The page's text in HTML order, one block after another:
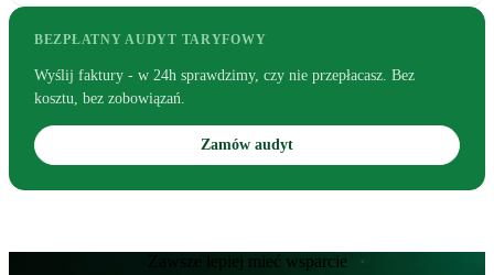
BEZPŁATNY AUDYT TARYFOWY
Wyślij faktury - w 24h sprawdzimy, czy nie przepłacasz. Bez
kosztu, bez zobowiązań.
Zamów audyt
Zawsze lepiej mieć wsparcie